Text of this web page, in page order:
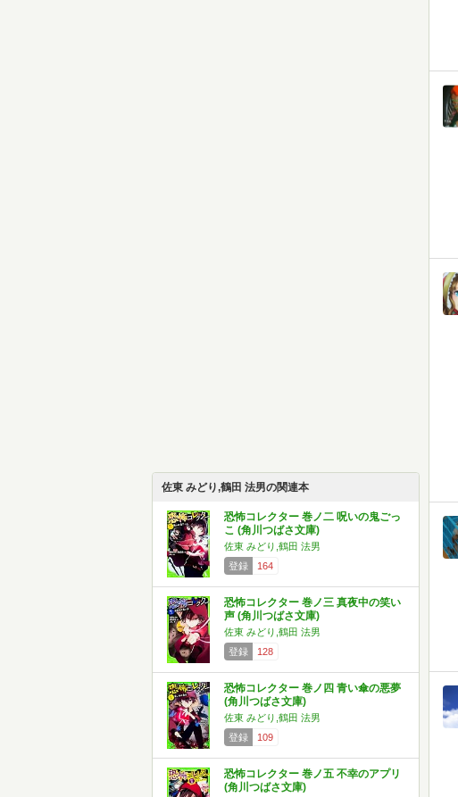
佐東 みどり,鶴田 法男の関連本
恐怖コレクター 巻ノ二 呪いの鬼ごっ
こ (角川つばさ文庫)
佐東 みどり,鶴田 法男
登録
164
恐怖コレクター 巻ノ三 真夜中の笑い
声 (角川つばさ文庫)
佐東 みどり,鶴田 法男
登録
128
恐怖コレクター 巻ノ四 青い傘の悪夢
(角川つばさ文庫)
佐東 みどり,鶴田 法男
登録
109
恐怖コレクター 巻ノ五 不幸のアプリ
(角川つばさ文庫)